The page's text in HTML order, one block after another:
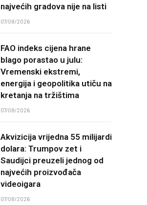
najvećih gradova nije na listi
07/08/2026
FAO indeks cijena hrane
blago porastao u julu:
Vremenski ekstremi,
energija i geopolitika utiču na
kretanja na tržištima
07/08/2026
Akvizicija vrijedna 55 milijardi
dolara: Trumpov zet i
Saudijci preuzeli jednog od
najvećih proizvođača
videoigara
07/08/2026